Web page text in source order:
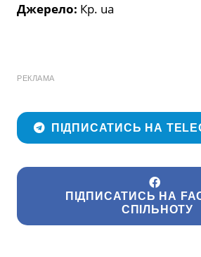
Джерело: Кр. ua
РЕКЛАМА
ПІДПИСАТИСЬ НА
ПІДПИСАТИСЬ НА
СПІЛЬНОТУ